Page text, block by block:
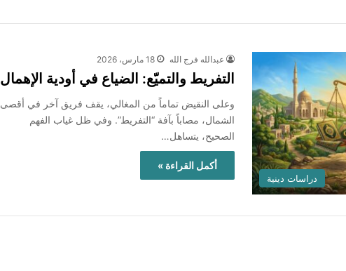
دراسات دينية
عبدالله فرج الله 18 مارس، 2026
التفريط والتميّع: الضياع في أودية الإهمال
وعلى النقيض تماماً من المغالي، يقف فريق آخر في أقصى
الشمال، مصاباً بآفة “التفريط”. وفي ظل غياب الفهم
الصحيح، يتساهل…
أكمل القراءة »